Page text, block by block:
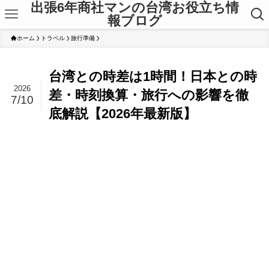
出張6年商社マンの台湾お役立ち情
報ブログ
ホーム トラベル 旅行準備
台湾との時差は1時間！日本との時
差・時刻換算・旅行への影響を徹
底解説【2026年最新版】
2026
7/10